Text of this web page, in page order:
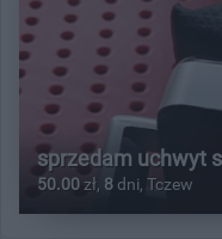
sprzedam uchwyt
50.00zł, 8 dni, Tczew